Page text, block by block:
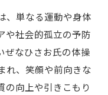
、単なる運動や身体
や社会的孤立の予防
ぜなひさお氏の体操
れ、笑顔や前向きな
の向上や引きこもり